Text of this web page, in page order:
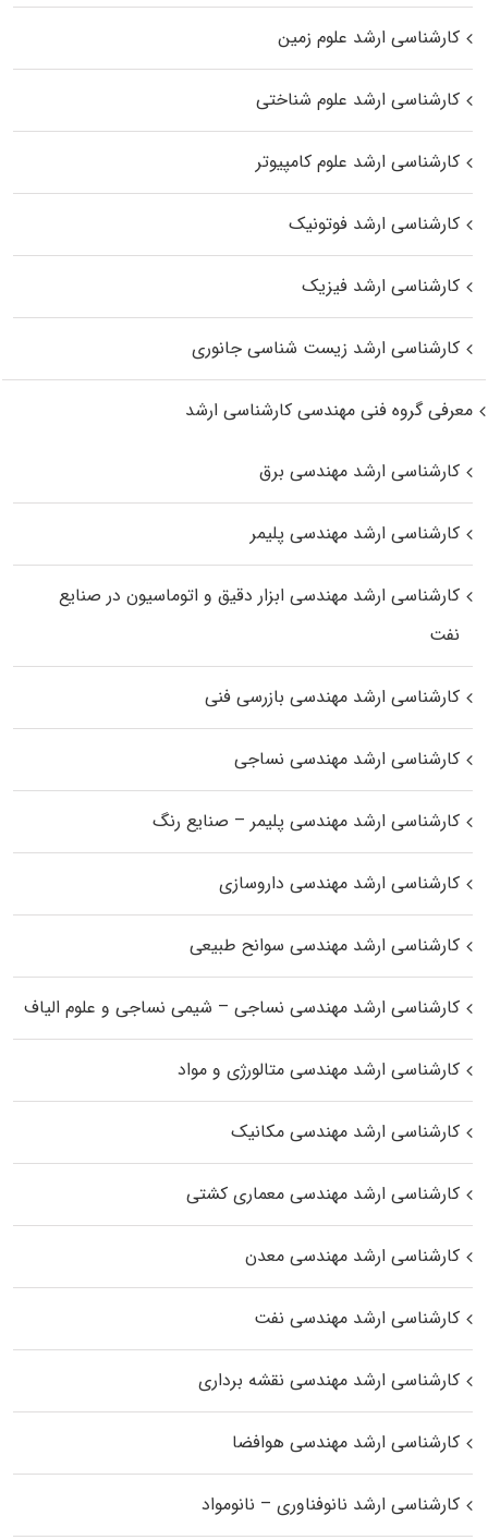
کارشناسی ارشد علوم زمین
کارشناسی ارشد علوم شناختی
کارشناسی ارشد علوم کامپیوتر
کارشناسی ارشد فوتونیک
کارشناسی ارشد فیزیک
کارشناسی ارشد زیست‌ شناسی جانوری
معرفی گروه فنی مهندسی کارشناسی ارشد
کارشناسی ارشد مهندسی برق
کارشناسی ارشد مهندسی پلیمر
کارشناسی ارشد مهندسی ابزار دقیق و اتوماسیون در صنایع
نفت
کارشناسی ارشد مهندسی بازرسی فنی
کارشناسی ارشد مهندسی نساجی
کارشناسی ارشد مهندسی پلیمر – صنایع رنگ
کارشناسی ارشد مهندسی داروسازی
کارشناسی ارشد مهندسی سوانح طبیعی
کارشناسی ارشد مهندسی نساجی – شیمی نساجی و علوم الیاف
کارشناسی ارشد مهندسی متالورژی و مواد
کارشناسی ارشد مهندسی مکانیک
کارشناسی ارشد مهندسی معماری کشتی
کارشناسی ارشد مهندسی معدن
کارشناسی ارشد مهندسی نفت
کارشناسی ارشد مهندسی نقشه برداری
کارشناسی ارشد مهندسی هوافضا
کارشناسی ارشد نانوفناوری – نانومواد